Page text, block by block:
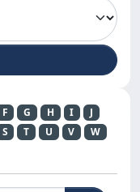
F G H I
J
S T U V
W